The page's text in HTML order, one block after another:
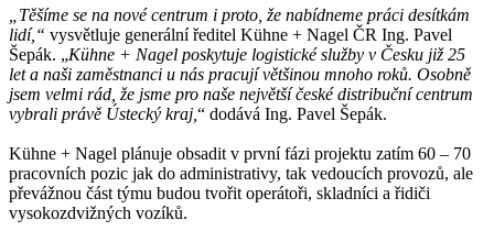
„Těšíme se na nové centrum i proto, že nabídneme práci desítkám
lidí,“ vysvětluje generální ředitel Kühne + Nagel ČR Ing. Pavel
Šepák. „Kühne + Nagel poskytuje logistické služby v Česku již 25
let a naši zaměstnanci u nás pracují většinou mnoho roků. Osobně
jsem velmi rád, že jsme pro naše největší české distribuční centrum
vybrali právě Ústecký kraj, “ dodává Ing. Pavel Šepák.
Kühne + Nagel plánuje obsadit v první fázi projektu zatím 60 – 70
pracovních pozic jak do administrativy, tak vedoucích provozů, ale
převážnou část týmu budou tvořit operátoři, skladníci a řidiči
vysokozdvižných vozíků.